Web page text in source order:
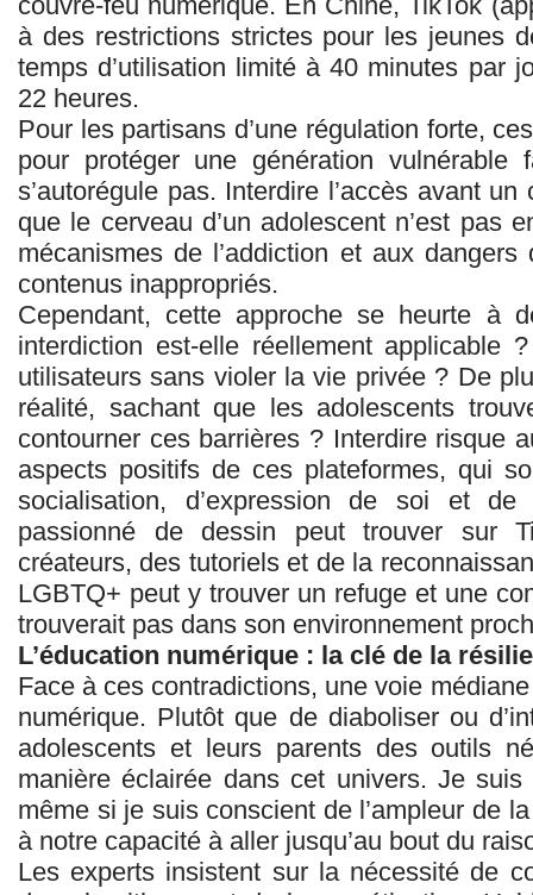
à des restrictions strictes pour les jeunes
temps d’utilisation limité à 40 minutes par
22 heures.
Pour les partisans d’une régulation forte,
pour protéger une génération
s’autorégule pas. Interdire l’accès avant
que le cerveau d’un adolescent n’est pas
mécanismes de l’addiction et aux
contenus inappropriés.
Cependant, cette approche se heurte à
interdiction est-elle réellement applicable
utilisateurs sans violer la vie privée ? De
réalité, sachant que les adolescents
contourner ces barrières ? Interdire risque
aspects positifs de ces plateformes, qui
socialisation, d’expression de soi et de
passionné de dessin peut trouver sur
créateurs, des tutoriels et de la
LGBTQ+ peut y trouver un refuge et une
trouverait pas dans son environnement
L’éducation numérique : la clé de la
Face à ces contradictions, une voie
numérique. Plutôt que de diaboliser ou
adolescents et leurs parents des outils
manière éclairée dans cet univers. Je
même si je suis conscient de l’ampleur de
à notre capacité à aller jusqu’au bout du
Les experts insistent sur la nécessité de